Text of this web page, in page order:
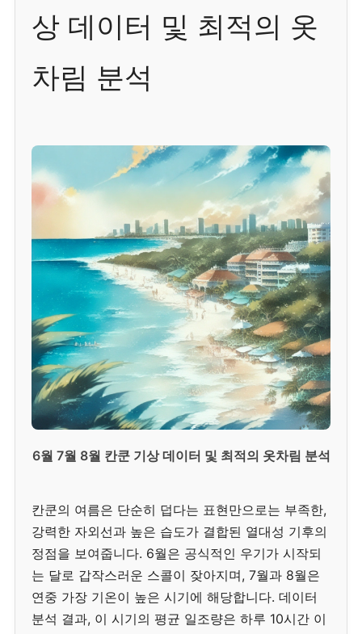
상 데이터 및 최적의 옷
차림 분석
6월 7월 8월 칸쿤 기상 데이터 및 최적의 옷차림 분석
칸쿤의 여름은 단순히 덥다는 표현만으로는 부족한,
강력한 자외선과 높은 습도가 결합된 열대성 기후의
정점을 보여줍니다. 6월은 공식적인 우기가 시작되
는 달로 갑작스러운 스콜이 잦아지며, 7월과 8월은
연중 가장 기온이 높은 시기에 해당합니다. 데이터
분석 결과, 이 시기의 평균 일조량은 하루 10시간 이